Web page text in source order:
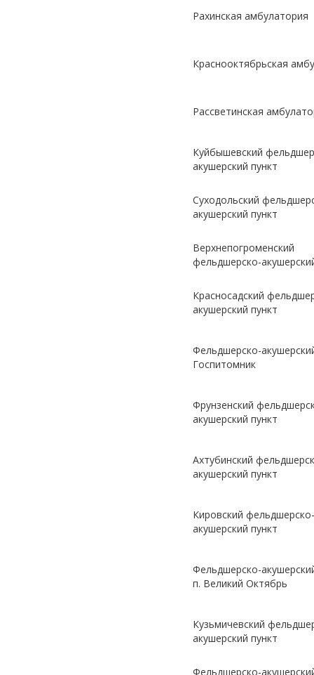
Рахинская амбулатория
Краснооктябрьская
Рассветинская
Куйбышевский
акушерский пункт
Суходольский
акушерский пункт
Верхнепогроменский
фельдшерско-
Красносадский
акушерский пункт
Фельдшерско-
Госпитомник
Фрунзенский
акушерский пункт
Ахтубинский
акушерский пункт
Кировский фельдшерско-
акушерский пункт
Фельдшерско-
п. Великий Октябрь
Кузьмичевский
акушерский пункт
Фельдшерско-